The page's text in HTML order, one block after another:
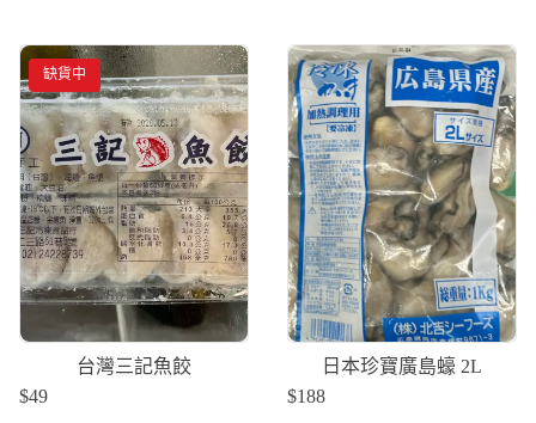
缺貨中
台灣三記魚餃
$49
日本珍寶廣島蠔 2L
$188